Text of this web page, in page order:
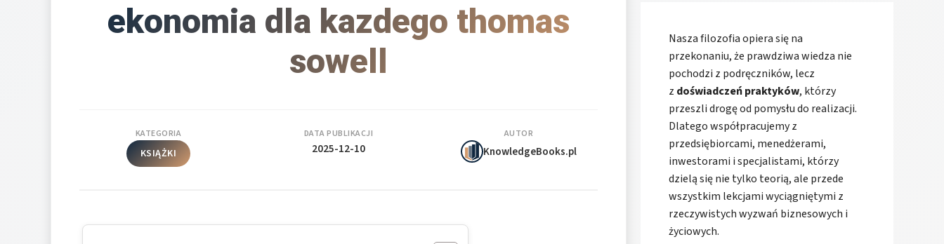
ekonomia dla kazdego thomas
sowell
KATEGORIA
KSIĄŻKI
DATA PUBLIKACJI
2025-12-10
AUTOR
KnowledgeBooks.pl
Nasza filozofia opiera się na
przekonaniu, że prawdziwa wiedza nie
pochodzi z podręczników, lecz
z doświadczeń praktyków, którzy
przeszli drogę od pomysłu do realizacji.
Dlatego współpracujemy z
przedsiębiorcami, menedżerami,
inwestorami i specjalistami, którzy
dzielą się nie tylko teorią, ale przede
wszystkim lekcjami wyciągniętymi z
rzeczywistych wyzwań biznesowych i
życiowych.